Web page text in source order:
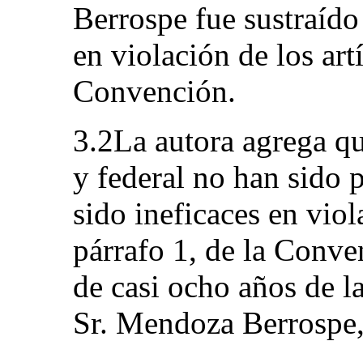
Berrospe fue
en violación de los
Convención.
3.2La autora agrega
y federal no han sido
sido ineficaces en
párrafo 1, de la
de casi ocho años de
Sr. Mendoza